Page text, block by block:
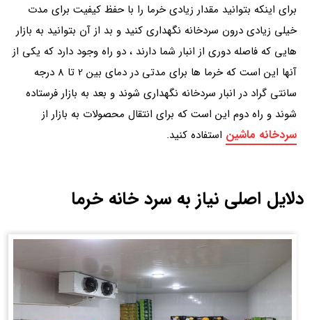
برای اینکه بتوانید مقدار زیادی خرما را با حفظ کیفیت برای مدت
خیلی زیادی درون سردخانه نگهداری کنید و بد از آن بتوانید به بازار
هایی که فاصله دوری از انبار شما دارند ، دو راه وجود دارد که یکی از
آنها این است که خرما ها برای مدتی در دمای بین 2 تا 8 درجه
سانتی گراد در انبار سردخانه نگهداری شوند و بعد به بازار فرستاده
شوند و راه دوم این است که برای انتقال محصولات به بازار از
سردخانه ماشین استفاده کنید.
دلایل اصلی نیاز به سرد خانه خرما